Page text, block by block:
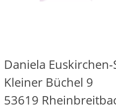
Daniela Euskirchen-
Kleiner Büchel 9
53619